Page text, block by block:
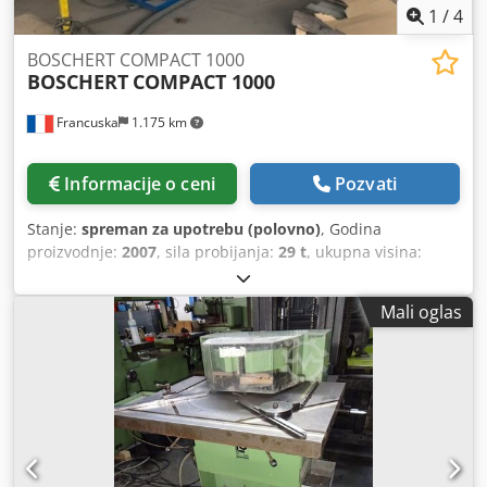
1 /4
Francuska 1.175 km
BOSCHERT COMPACT 1000
BOSCHERT COMPACT 1000
Informacije o ceni Pozvati
Stanje: spreman za upotrebu (polovno), Godina
proizvodnje: 2007, sila probijanja: 29 t, ukupna visina:
3.210 mm
4 mm, ukupna težina:9.300 kg, maksimalna dužina
4.900 mm, CNC mašina za probijanje,
proizvodnja 2007. godine. Ova BOSCHERT Compact 1000
ima radnu površinu od 1.000 × 2.000 mm i maksimalnu
probijajuću silu od 280 kN. Namenjena je za obradu
komada sa težinom do 150 kg i može probijati rupe
prečnika 105 mm. Ako tražite visokokvalitetne mogućnosti
za probijanje limova, razmotrite BOSCHERT Compact 1000
koju nudimo na prodaju. Kontaktirajte nas za dodatne
Mali oglas